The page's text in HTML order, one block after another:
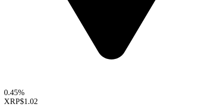
0.45%
XRP$1.02